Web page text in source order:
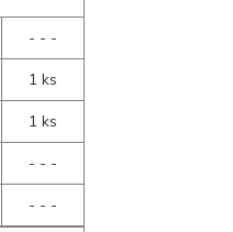
- - -
1 ks
1 ks
- - -
- - -